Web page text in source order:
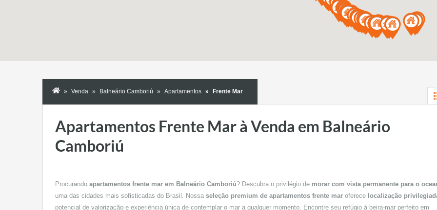
Venda Balneário Camboriú Apartamentos Frente Mar
Apartamentos Frente Mar à Venda em Balneário
Camboriú
Procurando apartamentos frente mar em Balneário Camboriú? Descubra o privilégio de morar com vista permanente para o
uma das cidades mais sofisticadas do Brasil. Nossa seleção premium de apartamentos frente mar oferece localização
potencial de valorização e experiência única de contemplar o mar a qualquer momento. Encontre seu refúgio à beira-mar perfeito em